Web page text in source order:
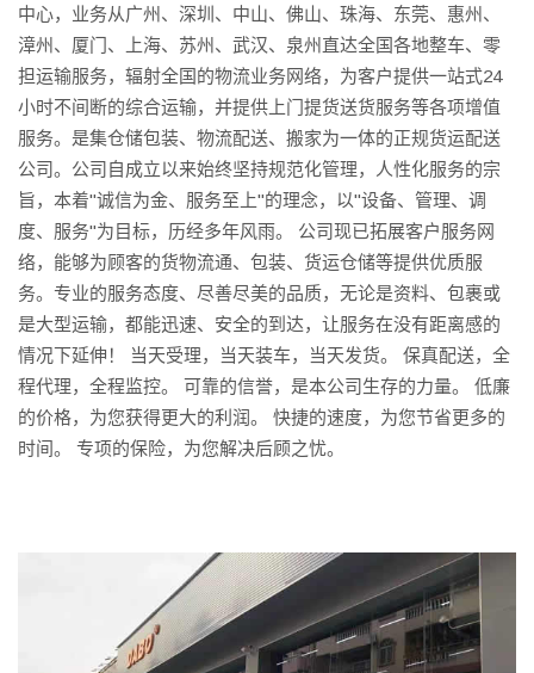
中心，业务从广州、深圳、中山、佛山、珠海、东莞、惠州、
漳州、厦门、上海、苏州、武汉、泉州直达全国各地整车、零
担运输服务，辐射全国的物流业务网络，为客户提供一站式24
小时不间断的综合运输，并提供上门提货送货服务等各项增值
服务。是集仓储包装、物流配送、搬家为一体的正规货运配送
公司。公司自成立以来始终坚持规范化管理，人性化服务的宗
旨，本着"诚信为金、服务至上"的理念，以"设备、管理、调
度、服务"为目标，历经多年风雨。 公司现已拓展客户服务网
络，能够为顾客的货物流通、包装、货运仓储等提供优质服
务。专业的服务态度、尽善尽美的品质，无论是资料、包裹或
是大型运输，都能迅速、安全的到达，让服务在没有距离感的
情况下延伸！ 当天受理，当天装车，当天发货。 保真配送，全
程代理，全程监控。 可靠的信誉，是本公司生存的力量。 低廉
的价格，为您获得更大的利润。 快捷的速度，为您节省更多的
时间。 专项的保险，为您解决后顾之忧。